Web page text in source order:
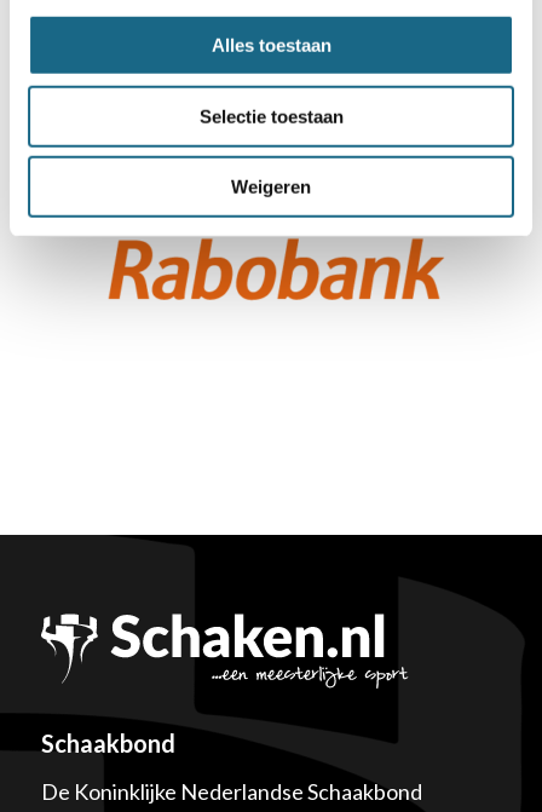
Alles toestaan
Selectie toestaan
Weigeren
Schaakbond
De Koninklijke Nederlandse Schaakbond